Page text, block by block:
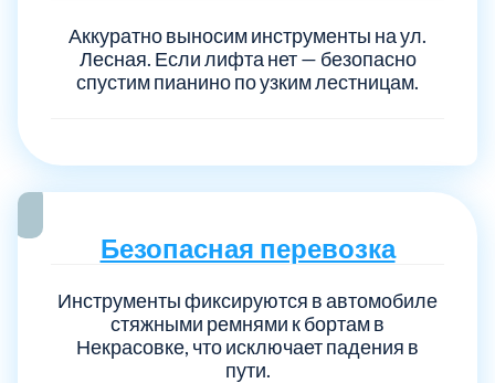
Аккуратно выносим инструменты на ул.
Лесная. Если лифта нет — безопасно
спустим пианино по узким лестницам.
Безопасная перевозка
Инструменты фиксируются в автомобиле
стяжными ремнями к бортам в
Некрасовке, что исключает падения в
пути.